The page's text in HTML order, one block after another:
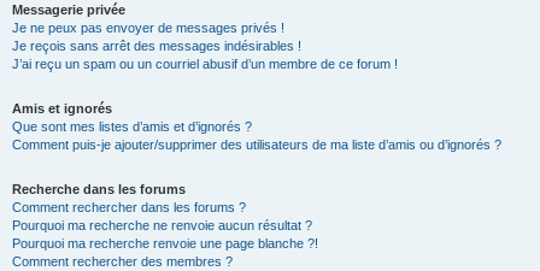
Messagerie privée
Je ne peux pas envoyer de messages privés !
Je reçois sans arrêt des messages indésirables !
J’ai reçu un spam ou un courriel abusif d’un membre de ce forum !
Amis et ignorés
Que sont mes listes d’amis et d’ignorés ?
Comment puis-je ajouter/supprimer des utilisateurs de ma liste d’amis ou d’ignorés ?
Recherche dans les forums
Comment rechercher dans les forums ?
Pourquoi ma recherche ne renvoie aucun résultat ?
Pourquoi ma recherche renvoie une page blanche ?!
Comment rechercher des membres ?